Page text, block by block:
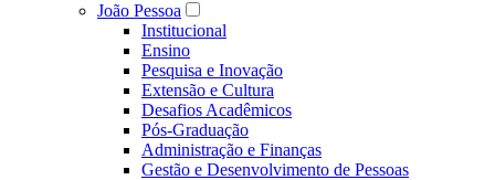
João Pessoa
Institucional
Ensino
Pesquisa e Inovação
Extensão e Cultura
Desafios Acadêmicos
Pós-Graduação
Administração e Finanças
Gestão e Desenvolvimento de Pessoas